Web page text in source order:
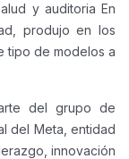
y auditoria En
produjo en los
tipo de modelos a
del grupo de
del Meta, entidad
innovación